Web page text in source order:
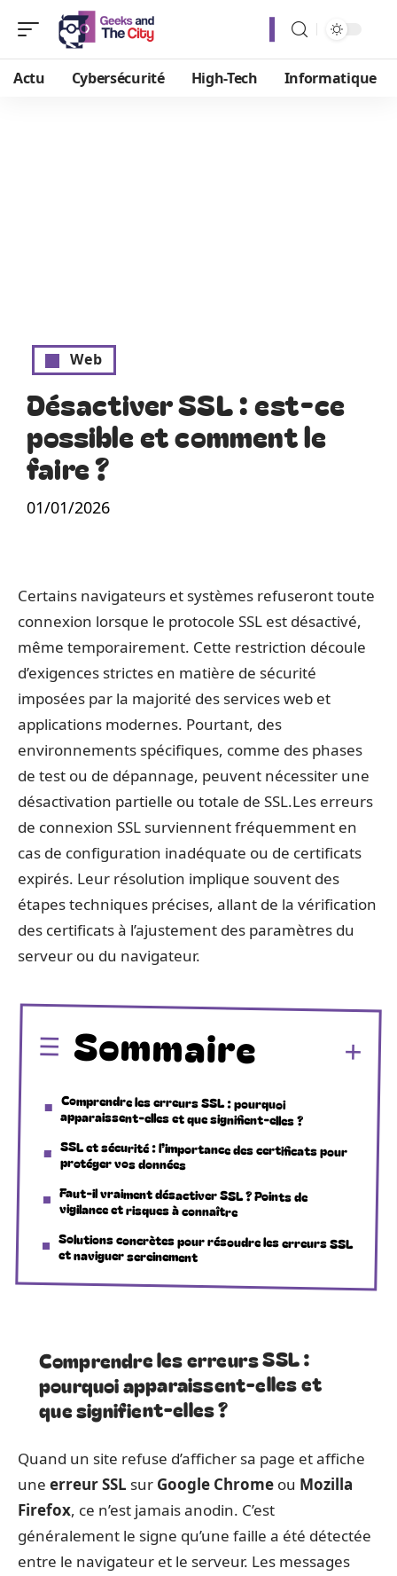
Actu Cybersécurité High-Tech Informatique
Web
Désactiver SSL : est-ce
possible et comment le
faire ?
01/01/2026
Certains navigateurs et systèmes refuseront toute
connexion lorsque le protocole SSL est désactivé,
même temporairement. Cette restriction découle
d’exigences strictes en matière de sécurité
imposées par la majorité des services web et
applications modernes. Pourtant, des
environnements spécifiques, comme des phases
de test ou de dépannage, peuvent nécessiter une
désactivation partielle ou totale de SSL.Les erreurs
de connexion SSL surviennent fréquemment en
cas de configuration inadéquate ou de certificats
expirés. Leur résolution implique souvent des
étapes techniques précises, allant de la vérification
des certificats à l’ajustement des paramètres du
serveur ou du navigateur.
Sommaire
Comprendre les erreurs SSL : pourquoi
apparaissent-elles et que signifient-elles ?
SSL et sécurité : l’importance des certificats pour
protéger vos données
Faut-il vraiment désactiver SSL ? Points de
vigilance et risques à connaître
Solutions concrètes pour résoudre les erreurs SSL
et naviguer sereinement
Comprendre les erreurs SSL :
pourquoi apparaissent-elles et
que signifient-elles ?
Quand un site refuse d’afficher sa page et affiche
une erreur SSL sur Google Chrome ou Mozilla
Firefox, ce n’est jamais anodin. C’est
généralement le signe qu’une faille a été détectée
entre le navigateur et le serveur. Les messages